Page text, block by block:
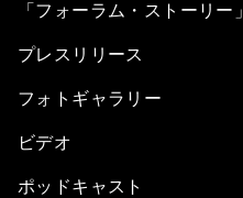
「フォーラム・ストーリー」
プレスリリース
フォトギャラリー
ビデオ
ポッドキャスト